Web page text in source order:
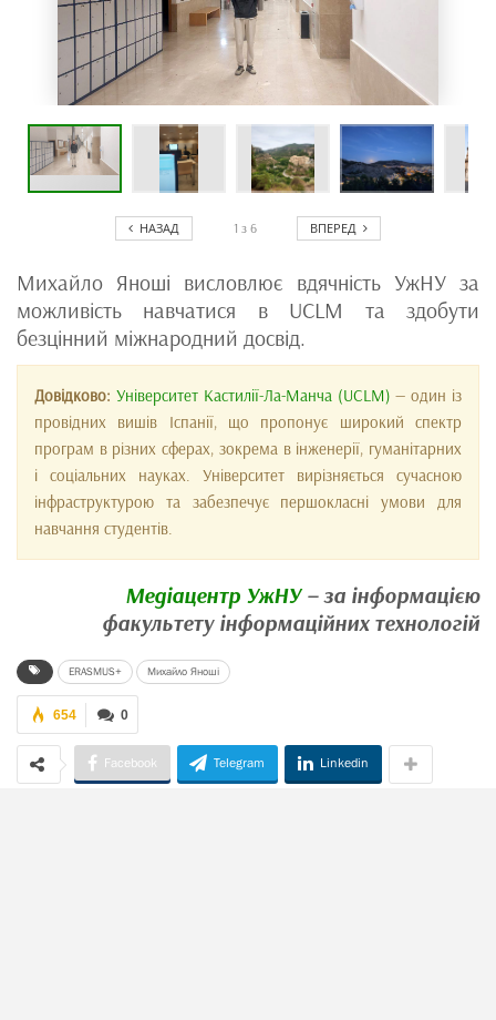
НАЗАД 1 з 6 ВПЕРЕД
Михайло Яноші висловлює вдячність УжНУ за
можливість навчатися в UCLM та здобути
безцінний міжнародний досвід.
Довідково: Університет Кастилії-Ла-Манча (UCLM) — один із
провідних вишів Іспанії, що пропонує широкий спектр
програм в різних сферах, зокрема в інженерії, гуманітарних
і соціальних науках. Університет вирізняється сучасною
інфраструктурою та забезпечує першокласні умови для
навчання студентів.
Медіацентр УжНУ– за інформацією
факультету інформаційних технологій
ERASMUS+ Михайло Яноші
0
654
Facebook Telegram Linkedin